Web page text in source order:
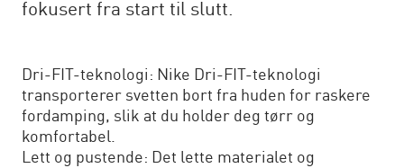
fokusert fra start til slutt.
Dri-FIT-teknologi: Nike Dri-FIT-teknologi
transporterer svetten bort fra huden for raskere
fordamping, slik at du holder deg tørr og
komfortabel.
Lett og pustende: Det lette materialet og